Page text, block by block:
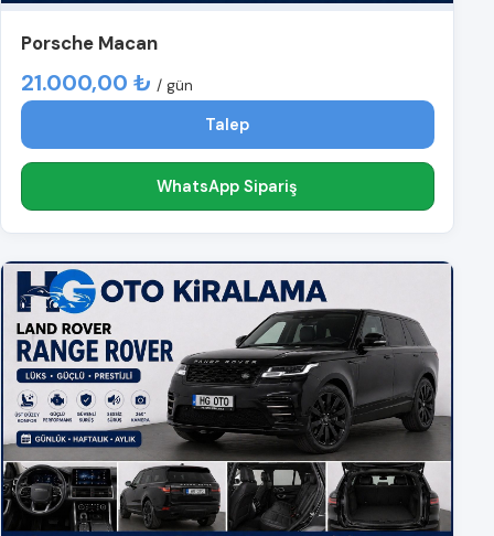
Porsche Macan
21.000,00 ₺ / gün
Talep
WhatsApp Sipariş